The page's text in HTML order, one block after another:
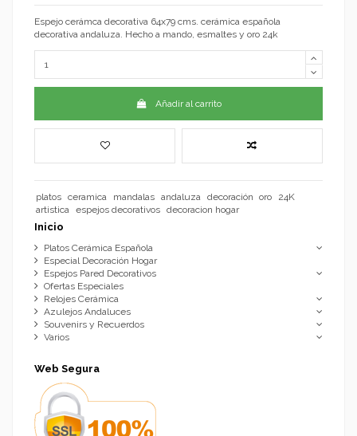
Espejo cerámca decorativa 64x79 cms. cerámica española
decorativa andaluza. Hecho a mando, esmaltes y oro 24k
Añadir al carrito
platos ceramica mandalas andaluza decoración oro
24K
artistica espejos decorativos decoracion hogar
Inicio
Platos Cerámica Española
Especial Decoración Hogar
Espejos Pared Decorativos
Ofertas Especiales
Relojes Cerámica
Azulejos Andaluces
Souvenirs y Recuerdos
Varios
Web Segura